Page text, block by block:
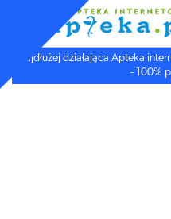
Najdłużej działająca Apteka
- 100%